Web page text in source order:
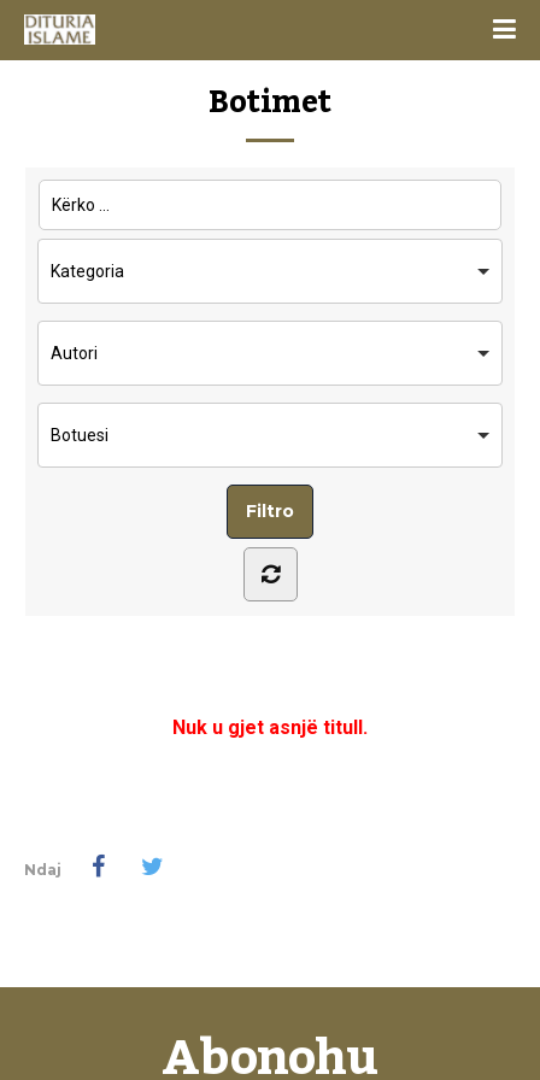
Botimet
Nuk u gjet asnjë titull.
Ndaj
Abonohu